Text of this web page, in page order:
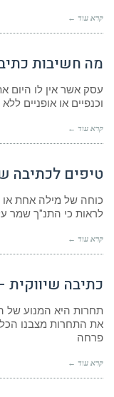
קרא עוד ←
מה חשיבות
עסק אשר אין לו היום
וכנפיים או אופניים
קרא עוד ←
טיפים לכתיבה
כוחה של מילה אחת או
לראות כי התנ"ך שמר
קרא עוד ←
כתיבה
תחרות היא המנוע של
את התחרות מצבנו
פרחה
קרא עוד ←